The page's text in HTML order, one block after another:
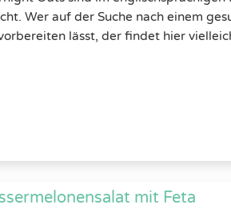
Wer auf der Suche nach einem
lässt, der findet hier
mit Feta